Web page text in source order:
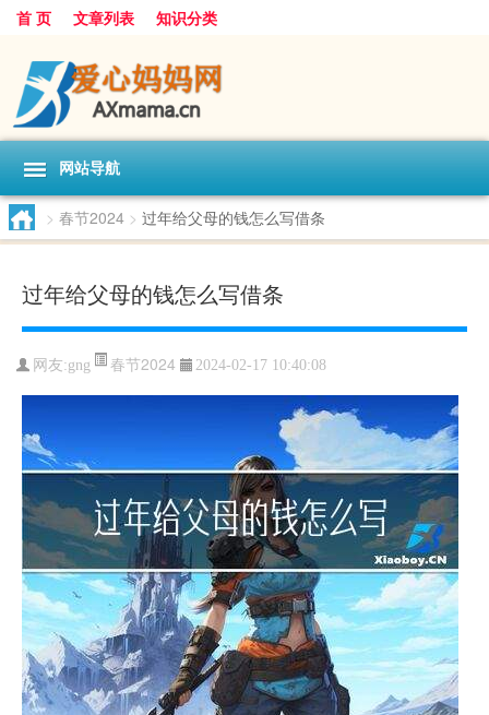
首 页 文章列表 知识分类
网站导航
> 春节2024 > 过年给父母的钱怎么写借条
过年给父母的钱怎么写借条
网友:gng 春节2024 2024-02-17 10:40:08